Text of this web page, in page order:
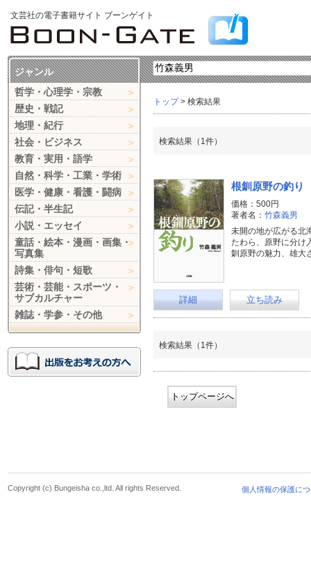
文芸社の電子書籍サイト ブーンゲイト
トップ> 検索結果
検索結果（1件）
根釧原野の釣り
価格：500円
著者名： 竹森義男
未開の地が広がる北
たわら、原野に分け
釧原野の魅力、雄大
詳細 立ち読み
検索結果（1件）
トップページへ
ジャンル
哲学・心理学・宗教
歴史・戦記
地理・紀行
社会・ビジネス
教育・実用・語学
自然・科学・工業・学術
医学・健康・看護・闘病
伝記・半生記
小説・エッセイ
童話・絵本・漫画・画集・
写真集
詩集・俳句・短歌
芸術・芸能・スポーツ・
サブカルチャー
雑誌・学参・その他
個人情報の保護に
Copyright (c) Bungeisha co.,ltd. All rights Reserved.